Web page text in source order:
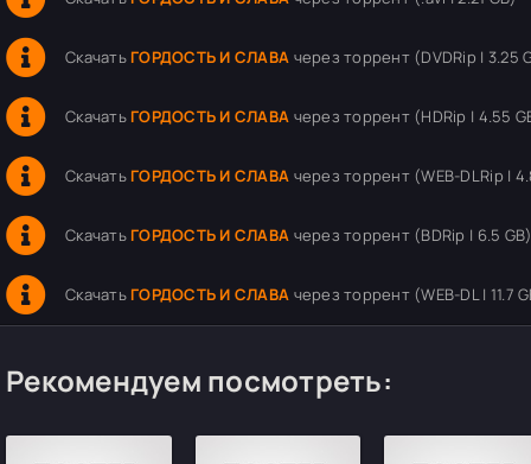
Скачать ГОРДОСТЬ И СЛАВА через торрент (DVDRip | 3.25
Скачать ГОРДОСТЬ И СЛАВА через торрент (HDRip | 4.55
Скачать ГОРДОСТЬ И СЛАВА через торрент (WEB-DLRip |
Скачать ГОРДОСТЬ И СЛАВА через торрент (BDRip | 6.5
Скачать ГОРДОСТЬ И СЛАВА через торрент (WEB-DL | 11.7
Рекомендуем посмотреть: